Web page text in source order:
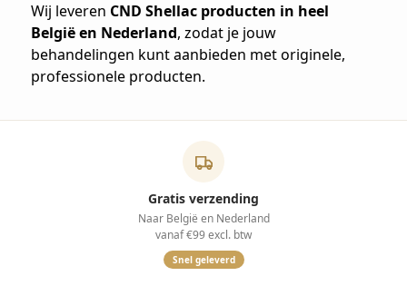
Wij leveren CND Shellac producten in heel
België en Nederland, zodat je jouw
behandelingen kunt aanbieden met originele,
professionele producten.
Gratis verzending
Naar België en Nederland
vanaf €99 excl. btw
Snel geleverd